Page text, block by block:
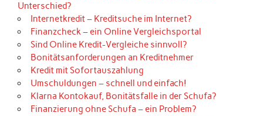
Unterschied?
Internetkredit – Kreditsuche im Internet?
Finanzcheck – ein Online Vergleichsportal
Sind Online Kredit-Vergleiche sinnvoll?
Bonitätsanforderungen an Kreditnehmer
Kredit mit Sofortauszahlung
Umschuldungen – schnell und einfach!
Klarna Kontokauf, Bonitätsfalle in der Schufa?
Finanzierung ohne Schufa – ein Problem?